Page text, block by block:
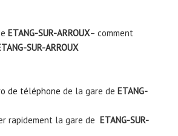
ETANG-SUR-ARROUX– comment
SUR-ARROUX
de téléphone de la gare de ETANG-
rapidement la gare de ETANG-SUR-